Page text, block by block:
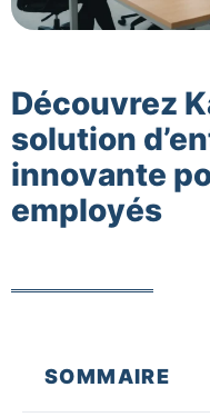
Découvrez
solution
innovante
employés
SOMMAIRE